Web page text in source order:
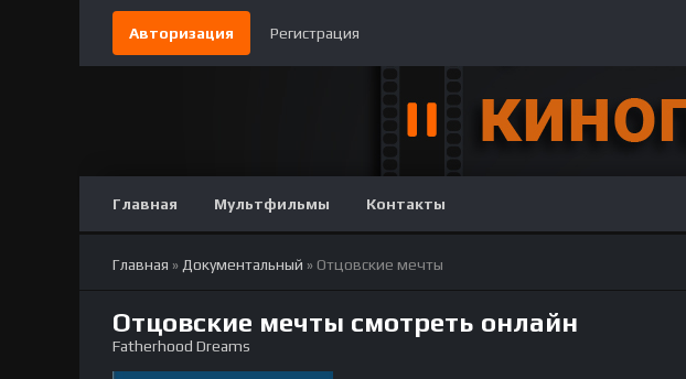
Авторизация Регистрация
Главная Мультфильмы Контакты
Главная » Документальный » Отцовские мечты
Отцовские мечты смотреть онлайн
Fatherhood Dreams